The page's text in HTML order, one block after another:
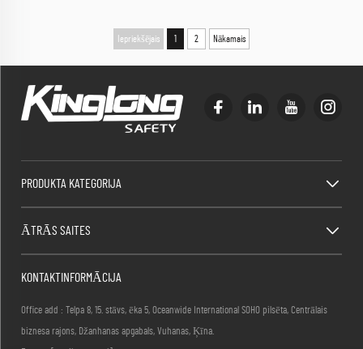
Iepriekšējais 1 2 Nākamais
PRODUKTA KATEGORIJA
ĀTRĀS SAITES
KONTAKTINFORMĀCIJA
Office add : Telpa 8, 15. stāvs, ēka 5, Oceanwide International SOHO pilsēta, Centrālais
biznesa rajons, Džanhanas apgabals, Vuhanas, Ķīna.